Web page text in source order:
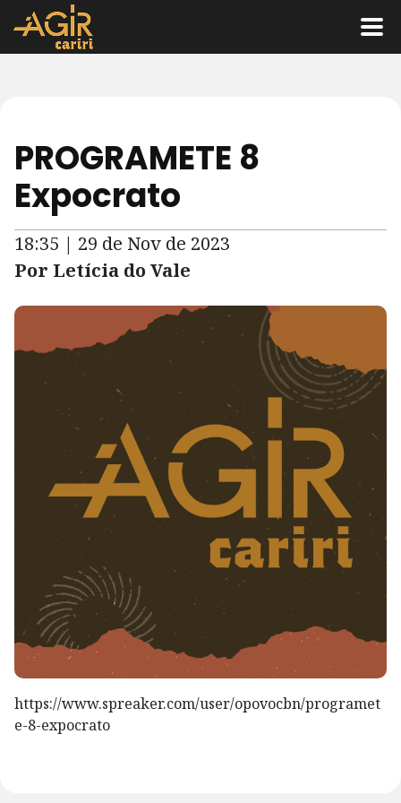
PROGRAMETE 8
Expocrato
18:35 | 29 de Nov de 2023
Por Letícia do Vale
https://www.spreaker.com/user/opovocbn/programet
e-8-expocrato